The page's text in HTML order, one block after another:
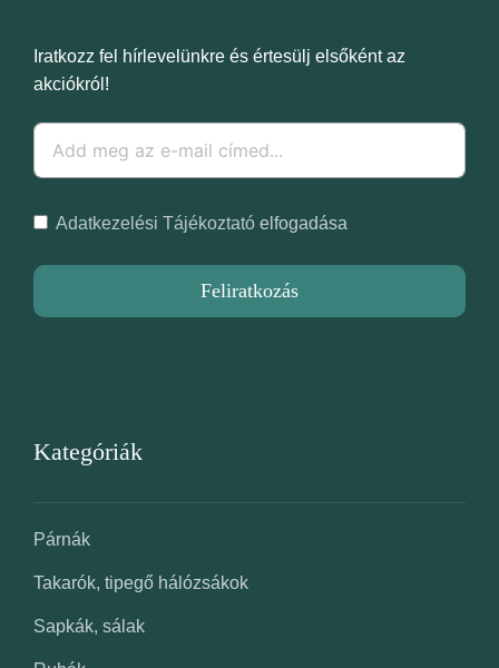
Iratkozz fel hírlevelünkre és értesülj elsőként az
akciókról!
Adatkezelési Tájékoztatóelfogadása
Feliratkozás
Kategóriák
Párnák
Takarók, tipegő hálózsákok
Sapkák, sálak